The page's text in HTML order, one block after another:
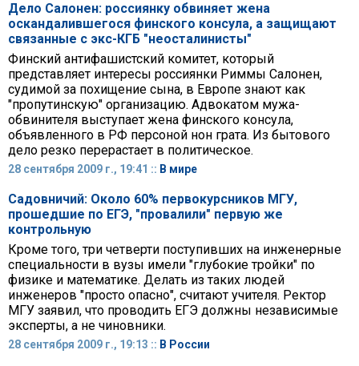
Дело Салонен: россиянку обвиняет жена
оскандалившегося финского консула, а защищают
связанные с экс-КГБ "неосталинисты"
Финский антифашистский комитет, который
представляет интересы россиянки Риммы Салонен,
судимой за похищение сына, в Европе знают как
"пропутинскую" организацию. Адвокатом мужа-
обвинителя выступает жена финского консула,
объявленного в РФ персоной нон грата. Из бытового
дело резко перерастает в политическое.
28 сентября 2009 г., 19:41 :: В мире
Садовничий: Около 60% первокурсников МГУ,
прошедшие по ЕГЭ, "провалили" первую же
контрольную
Кроме того, три четверти поступивших на инженерные
специальности в вузы имели "глубокие тройки" по
физике и математике. Делать из таких людей
инженеров "просто опасно", считают учителя. Ректор
МГУ заявил, что проводить ЕГЭ должны независимые
эксперты, а не чиновники.
28 сентября 2009 г., 19:13 :: В России